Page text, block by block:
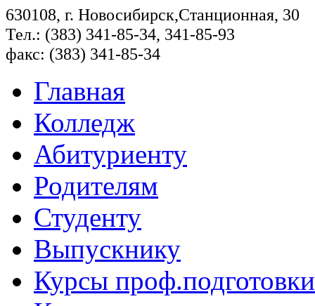
630108, г. Новосибирск,Станционная, 30
Тел.: (383) 341-85-34, 341-85-93
факс: (383) 341-85-34
Главная
Колледж
Абитуриенту
Родителям
Студенту
Выпускнику
Курсы проф.подготовки